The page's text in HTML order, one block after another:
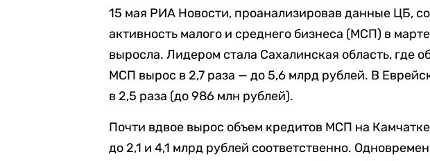
15 мая РИА Новости, проанализировав данные ЦБ,
активность малого и среднего бизнеса (МСП) в
выросла. Лидером стала Сахалинская область, где
МСП вырос в 2,7 раза — до 5,6 млрд рублей. В
в 2,5 раза (до 986 млн рублей).
Почти вдвое вырос объем кредитов МСП на
до 2,1 и 4,1 млрд рублей соответственно.